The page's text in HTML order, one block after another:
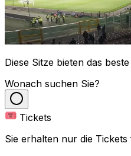
Diese Sitze bieten das
Wonach suchen Sie?
Tickets
Sie erhalten nur die